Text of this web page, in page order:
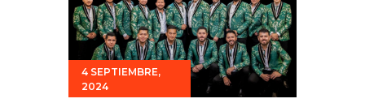
Eventos
Promociones
Noticias
Para ti
4 SEPTIEMBRE,
2024